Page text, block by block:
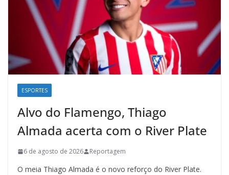
ESPORTES
Alvo do Flamengo, Thiago
Almada acerta com o River Plate
6 de agosto de 2026 Reportagem
O meia Thiago Almada é o novo reforço do River Plate.